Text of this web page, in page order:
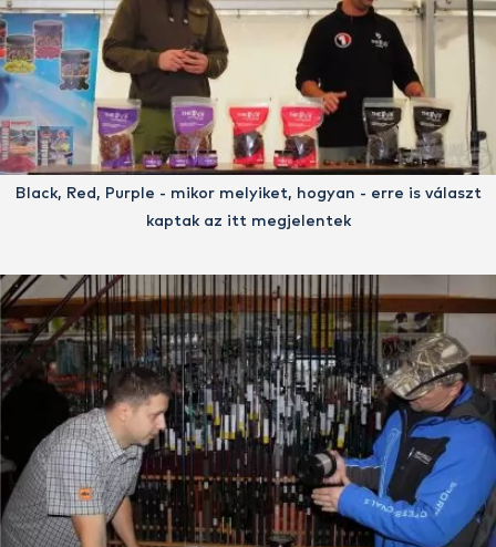
Black, Red, Purple - mikor melyiket, hogyan - erre is választ
kaptak az itt megjelentek